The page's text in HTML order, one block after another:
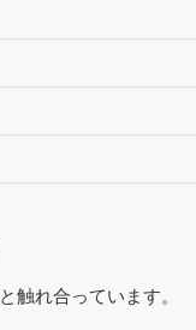
触れ合っています。